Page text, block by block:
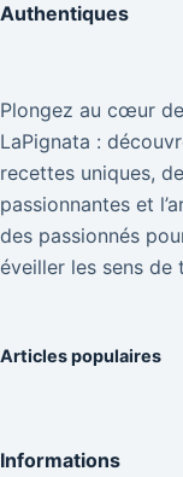
Authentiques
Plongez au cœur
LaPignata :
recettes uniques,
passionnantes et
des passionnés
éveiller les sens de
Articles populaires
Informations